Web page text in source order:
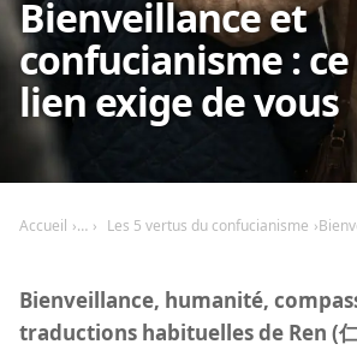
Bienveillance et
confucianisme :
lien exige de vous
Accueil Les 5 vertus du confucianisme
Bienveillance, humanité,
traductions habituelles de Ren (